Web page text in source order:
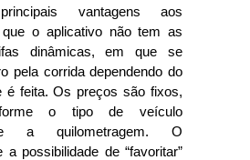
vantagens aos
o aplicativo não tem as
dinâmicas, em que se
pela corrida dependendo do
é feita. Os preços são fixos,
o tipo de veículo
e a quilometragem. O
a possibilidade de “favoritar”